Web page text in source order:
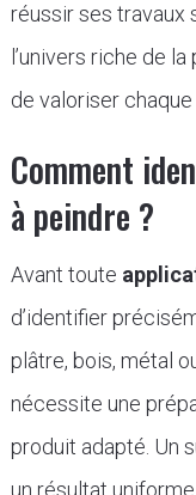
réussir ses travaux
l’univers riche de
de valoriser
Comment
à peindre ?
Avant toute
d’identifier
plâtre, bois, métal
nécessite une
produit adapté. Un
un résultat